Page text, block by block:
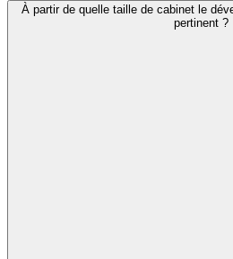
À partir de quelle taille de cabinet le
pertinent ?